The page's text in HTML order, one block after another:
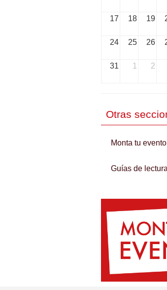
17 18 19
24 25 26
31 1 2
Otras
Monta tu evento
Guías de lectura